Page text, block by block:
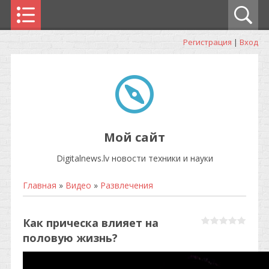
Регистрация | Вход
Мой сайт
Digitalnews.lv новости техники и науки
Главная » Видео » Развлечения
Как прическа влияет на
половую жизнь?